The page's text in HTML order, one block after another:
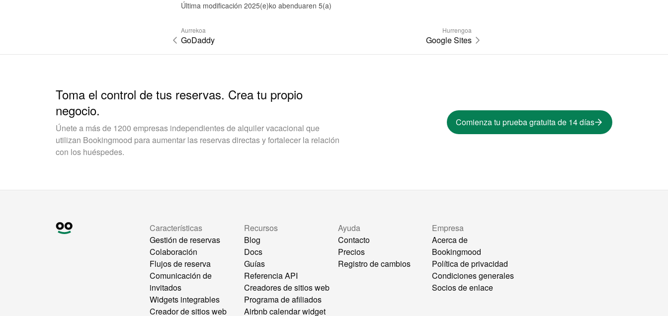
Última modificación 2025(e)ko abenduaren 5(a)
Aurrekoa
GoDaddy
Hurrengoa
Google Sites
Toma el control de tus reservas. Crea tu propio
negocio.
Únete a más de 1200 empresas independientes de alquiler vacacional que
utilizan Bookingmood para aumentar las reservas directas y fortalecer la relación
con los huéspedes.
Comienza tu prueba gratuita de 14 días
Características
Gestión de reservas
Colaboración
Flujos de reserva
Comunicación de
invitados
Widgets integrables
Creador de sitios web
Recursos
Blog
Docs
Guías
Referencia API
Creadores de sitios web
Programa de afiliados
Airbnb calendar widget
Ayuda
Contacto
Precios
Registro de cambios
Empresa
Acerca de
Bookingmood
Política de privacidad
Condiciones generales
Socios de enlace